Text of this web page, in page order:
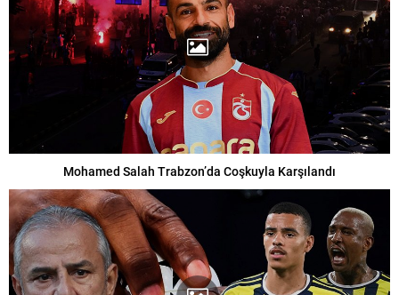
Mohamed Salah Trabzon’da Coşkuyla Karşılandı